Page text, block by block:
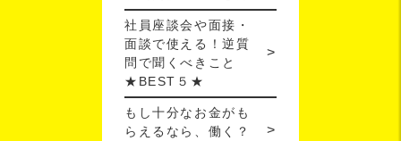
社員座談会や面接・
面談で使える！逆質
問で聞くべきこと
★BEST５★
もし十分なお金がも
らえるなら、働く？